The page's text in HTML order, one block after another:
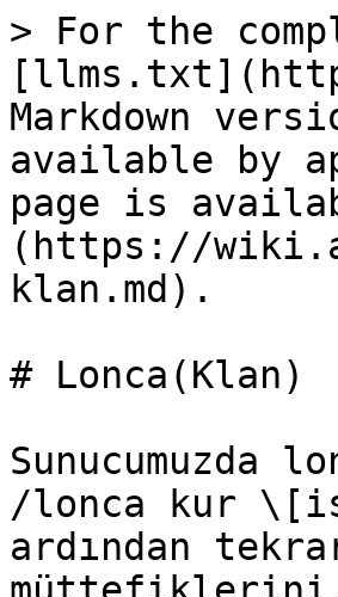
> For the
Markdown
available by
page is
(https://
klan.md).
# Lonca(Klan)
Sunucumuzda
/lonca kur
ardından